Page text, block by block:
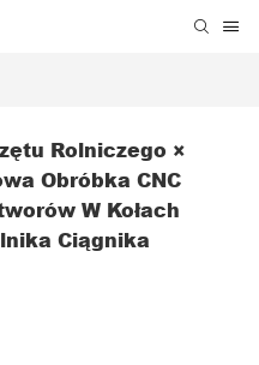
Rolniczego ×
Obróbka CNC
W Kołach
Ciągnika